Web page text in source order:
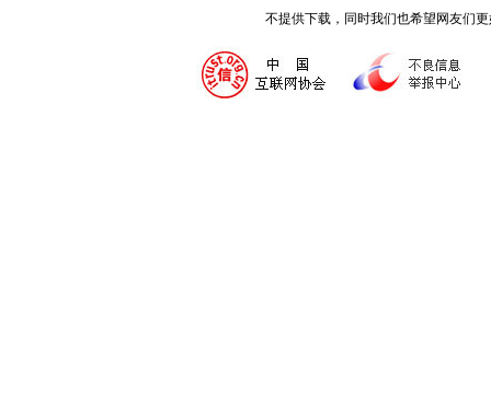
不提供下载，同时我们也希望网友们